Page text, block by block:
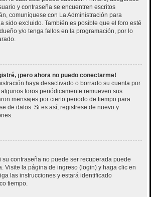
y contraseña se encuentren escritos
comuníquese con La Administración para
sido excluido. También es posible que el foro esté
y/o tenga fallos en la programación, por lo
¡pero ahora no puedo conectarme!
haya desactivado o borrado su cuenta por
foros periódicamente remueven sus
mensajes por cierto periodo de tiempo para
de datos. Si es así, registrese de nuevo y
su contraseña no puede ser recuperada puede
Visite la página de ingreso (login) y haga clic en
las instrucciones y estará identificado
tiempo.